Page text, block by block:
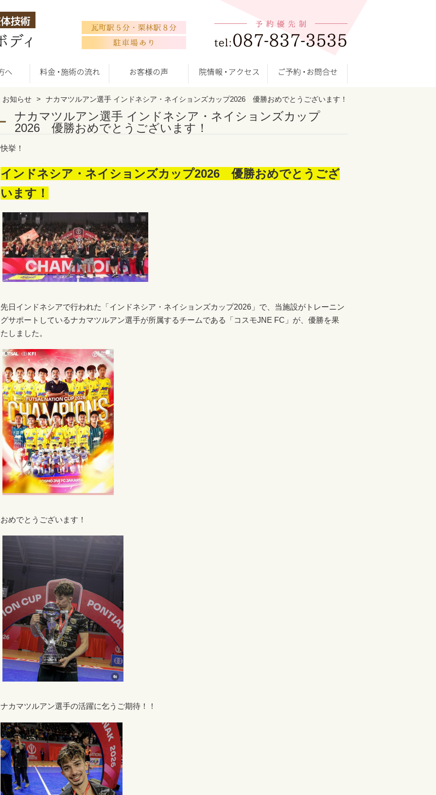
お知らせ ナカマツルアン選手 インドネシア・ネイションズカップ2026 優勝おめでとうございます！
ナカマツルアン選手 インドネシア・ネイションズカップ
2026 優勝おめでとうございます！
快挙！
インドネシア・ネイションズカップ2026 優勝おめでとうござ
います！
先日インドネシアで行われた「インドネシア・ネイションズカップ2026」で、当施設がトレーニン
グサポートしているナカマツルアン選手が所属するチームである「コスモJNE FC」が、優勝を果
たしました。
おめでとうございます！
ナカマツルアン選手の活躍に乞うご期待！！